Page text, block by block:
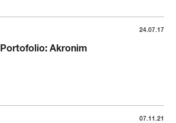
24.07.17
Portofolio: Akronim
07.11.21